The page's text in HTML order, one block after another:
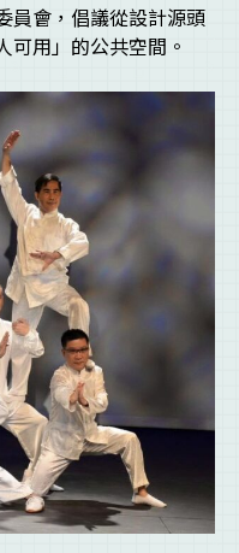
員會，倡議從設計源頭
可用」的公共空間。